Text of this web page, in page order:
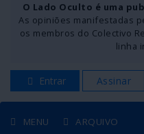
O Lado Oculto é uma
As opiniões manifestadas
os membros do Colectivo
linha
Entrar Assinar
MENU ARQUIVO